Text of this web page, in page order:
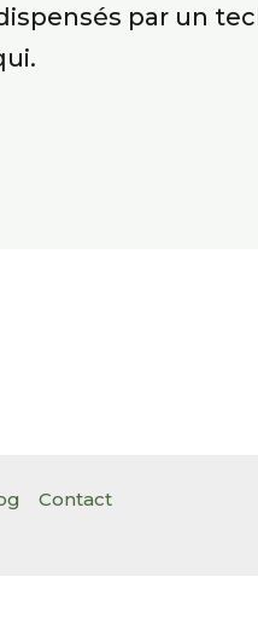
par un
Contact